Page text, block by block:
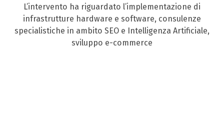
L’intervento ha riguardato l’implementazione di
infrastrutture hardware e software, consulenze
specialistiche in ambito SEO e Intelligenza Artificiale,
sviluppo e-commerce